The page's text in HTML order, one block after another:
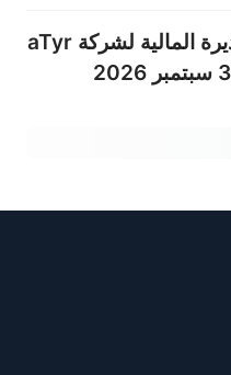
ستتنحى جيل برودفوت، المديرة المالية لشركة aTyr